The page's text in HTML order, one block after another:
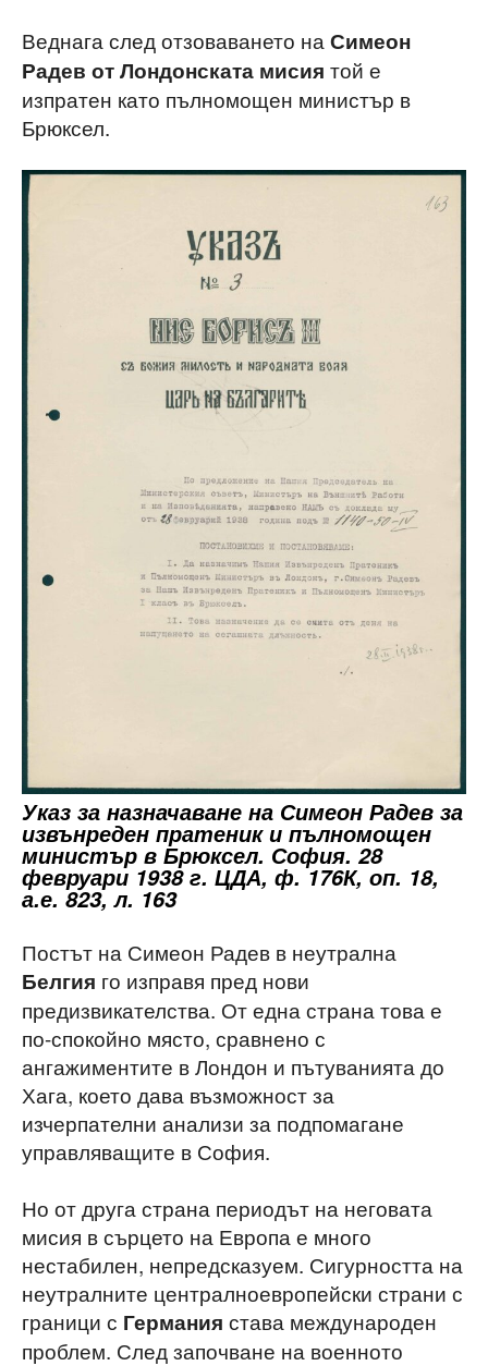
Веднага след отзоваването на Симеон
Радев от Лондонската мисия той е
изпратен като пълномощен министър в
Брюксел.
Указ за назначаване на Симеон Радев за
извънреден пратеник и пълномощен
министър в Брюксел. София. 28
февруари 1938 г. ЦДА, ф. 176К, оп. 18,
а.е. 823, л. 163
Постът на Симеон Радев в неутрална
Белгия го изправя пред нови
предизвикателства. От една страна това е
по-спокойно място, сравнено с
ангажиментите в Лондон и пътуванията до
Хага, което дава възможност за
изчерпателни анализи за подпомагане
управляващите в София.
Но от друга страна периодът на неговата
мисия в сърцето на Европа е много
нестабилен, непредсказуем. Сигурността на
неутралните централноевропейски страни с
граници с Германия става международен
проблем. След започване на военното